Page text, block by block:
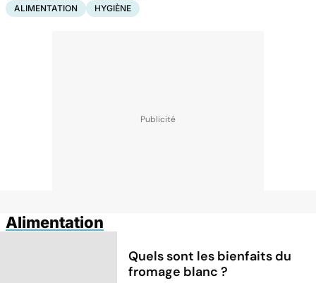
ALIMENTATION HYGIÈNE
Alimentation
Quels sont les bienfaits du
fromage blanc ?